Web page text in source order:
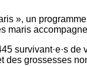
», un
maris
survivant·e·s
des grossesses